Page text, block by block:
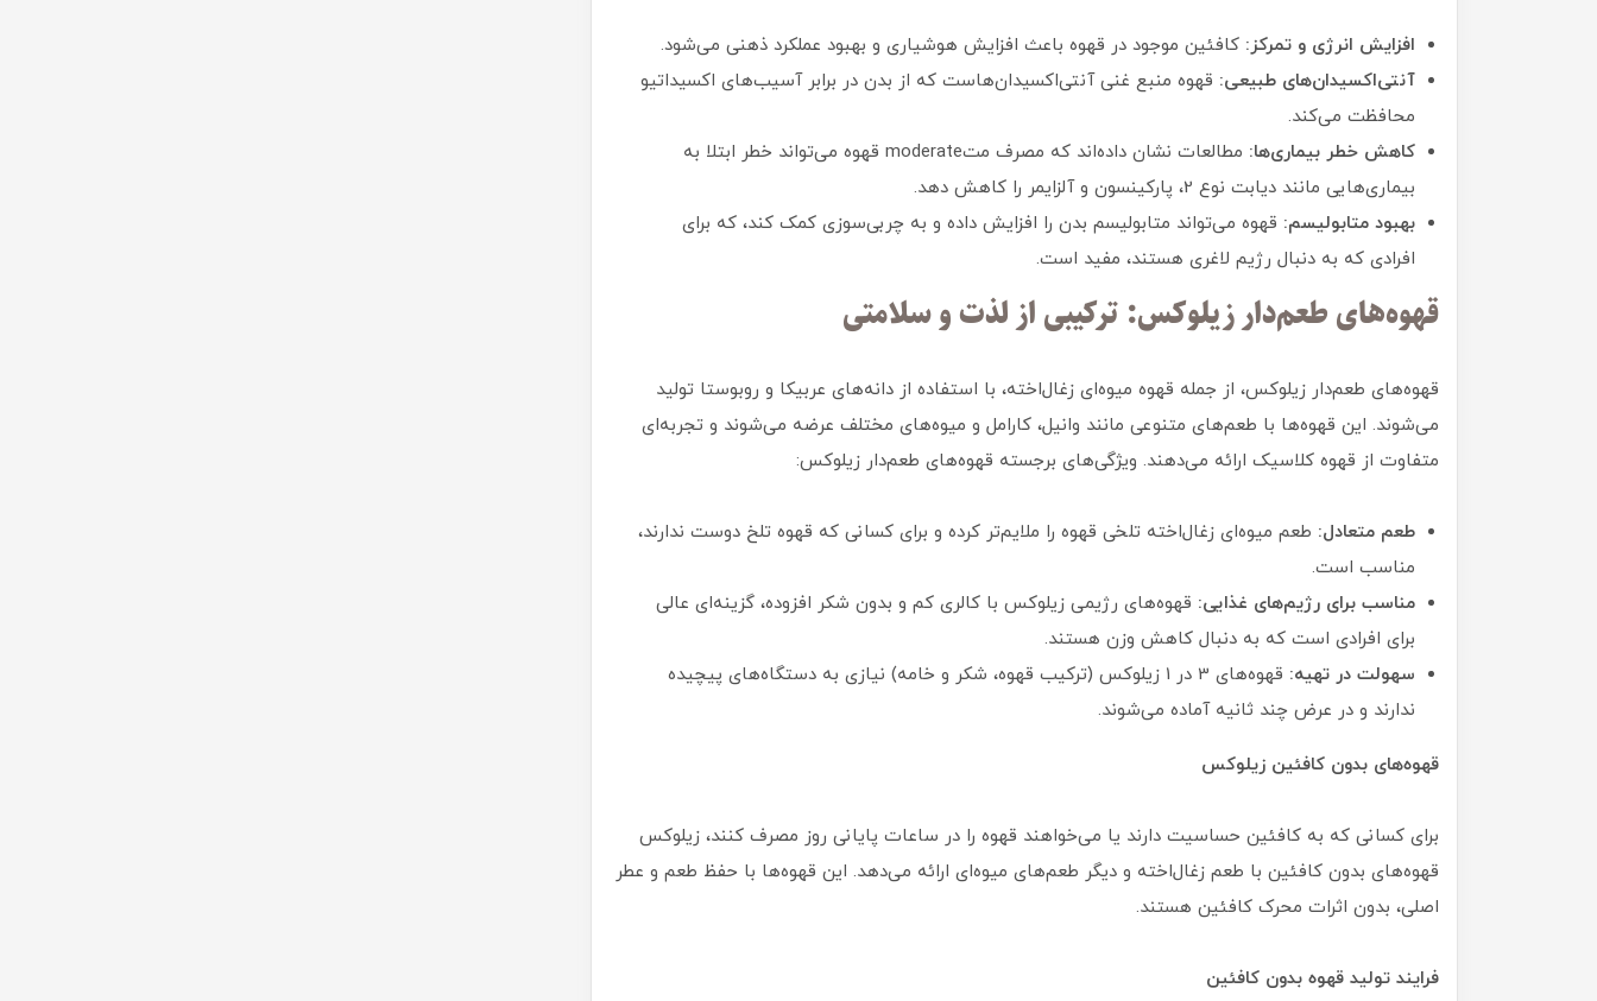
افزایش انرژی و تمرکز: کافئین موجود در قهوه باعث افزایش هوشیاری و بهبود عملکرد ذهنی می‌شود.
آنتی‌اکسیدان‌های طبیعی: قهوه منبع غنی آنتی‌اکسیدان‌هاست که از بدن در برابر آسیب‌های اکسیداتیو
محافظت می‌کند.
کاهش خطر بیماری‌ها:
مطالعات نشان داده‌اند که مصرف متmoderate قهوه می‌تواند خطر ابتلا به
بیماری‌هایی مانند دیابت نوع 2، پارکینسون و آلزایمر را کاهش دهد.
بهبود متابولیسم: قهوه می‌تواند متابولیسم بدن را افزایش داده و به چربی‌سوزی کمک کند، که برای
افرادی که به دنبال رژیم لاغری هستند، مفید است.
قهوه‌های طعم‌دار زیلوکس: ترکیبی از لذت و سلامتی
قهوه‌های طعم‌دار زیلوکس، از جمله قهوه میوه‌ای زغال‌اخته، با استفاده از دانه‌های عربیکا و روبوستا تولید
می‌شوند. این قهوه‌ها با طعم‌های متنوعی مانند وانیل، کارامل و میوه‌های مختلف عرضه می‌شوند و تجربه‌ای
متفاوت از قهوه کلاسیک ارائه می‌دهند. ویژگی‌های برجسته قهوه‌های طعم‌دار زیلوکس:
طعم متعادل: طعم میوه‌ای زغال‌اخته تلخی قهوه را ملایم‌تر کرده و برای کسانی که قهوه تلخ دوست ندارند،
مناسب است.
مناسب برای رژیم‌های غذایی: قهوه‌های رژیمی زیلوکس با کالری کم و بدون شکر افزوده، گزینه‌ای عالی
برای افرادی است که به دنبال کاهش وزن هستند.
سهولت در تهیه:
قهوه‌های 3 در 1 زیلوکس (ترکیب قهوه، شکر و خامه) نیازی به دستگاه‌های پیچیده
ندارند و در عرض چند ثانیه آماده می‌شوند.
قهوه‌های بدون کافئین زیلوکس
برای کسانی که به کافئین حساسیت دارند یا می‌خواهند قهوه را در ساعات پایانی روز مصرف کنند، زیلوکس
قهوه‌های بدون کافئین با طعم زغال‌اخته و دیگر طعم‌های میوه‌ای ارائه می‌دهد. این قهوه‌ها با حفظ طعم و عطر
اصلی، بدون اثرات محرک کافئین هستند.
فرایند تولید قهوه بدون کافئین